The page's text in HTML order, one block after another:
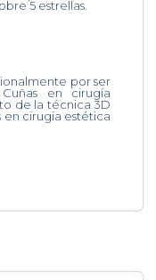
5 estrellas.
por ser
en cirugía
de la técnica 3D
en cirugía estética